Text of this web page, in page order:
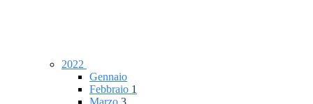
2022
Gennaio
Febbraio 1